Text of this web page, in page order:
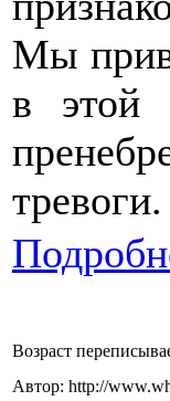
Мы
в этой
тревоги.
Возраст
Автор: http://